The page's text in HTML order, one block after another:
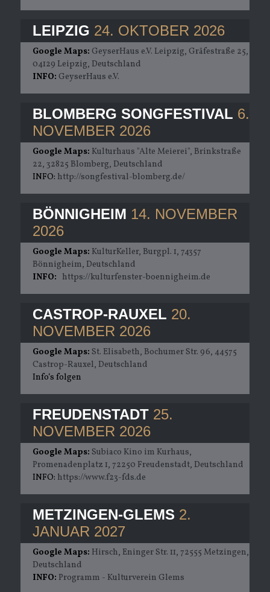
LEIPZIG 24. OKTOBER 2026
Google Maps: GeyserHaus e.V. Leipzig, Gräfestraße 25,
04129 Leipzig, Deutschland
INFO: GeyserHaus e.V.
BLOMBERG SONGFESTIVAL 6.
NOVEMBER 2026
Google Maps: Kulturhaus "Alte Meierei", Brinkstraße
22, 32825 Blomberg, Deutschland
INFO: http://songfestival-blomberg.de/
BÖNNIGHEIM 14. NOVEMBER
2026
Google Maps: KulturKeller, Burgpl. 1, 74357
Bönnigheim, Deutschland
INFO: https://kulturfenster-boennigheim.de
CASTROP-RAUXEL 20.
NOVEMBER 2026
Google Maps: St. Elisabeth, Bochumer Str. 96, 44575
Castrop-Rauxel, Deutschland
Info‘s folgen
FREUDENSTADT 25.
NOVEMBER 2026
Google Maps: Subiaco Kino im Kurhaus,
Promenadenplatz 1, 72250 Freudenstadt, Deutschland
INFO: https://www.f23-fds.de
METZINGEN-GLEMS 2.
JANUAR 2027
Google Maps: Hirsch, Eninger Str. 11, 72555 Metzingen,
Deutschland
INFO: Programm - Kulturverein Glems